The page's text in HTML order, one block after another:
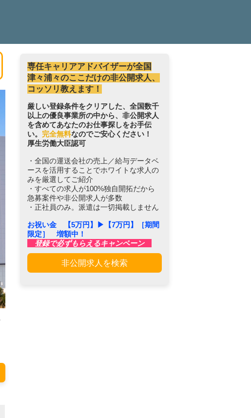
専任キャリアアドバイザーが全国
津々浦々のここだけの非公開求人、
コッソリ教えます！
厳しい登録条件をクリアした、全国数千
以上の優良事業所の中から、非公開求人
を含めてあなたのお仕事探しをお手伝
い。 完全無料なのでご安心ください！
厚生労働大臣認可
・全国の運送会社の売上／給与データベ
ースを活用することでホワイトな求人の
みを厳選してご紹介
・すべての求人が100%独自開拓だから
急募案件や非公開求人が多数
・正社員のみ。派遣は一切掲載しません
お祝い金 【5万円】▶︎【7万円】［期間
限定］ 増額中！
登録で必ずもらえるキャンペーン
非公開求人を検索